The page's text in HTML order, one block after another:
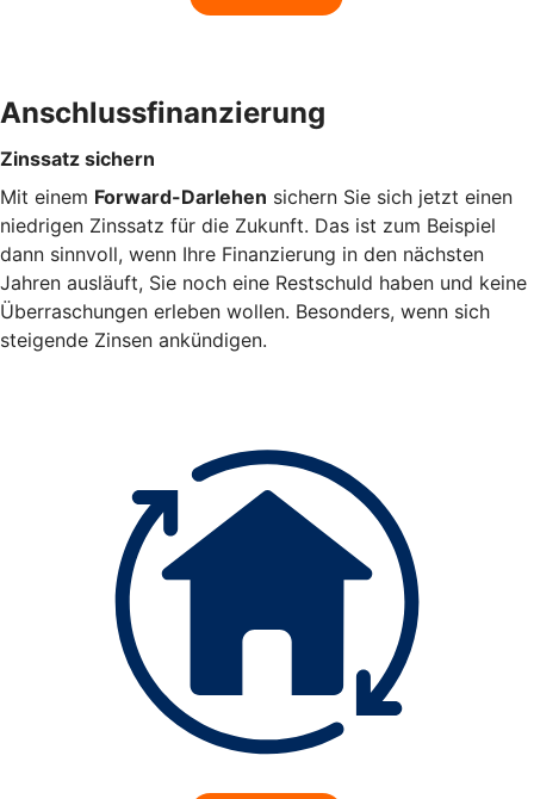
Anschlussfinanzierung
Zinssatz sichern
Mit einem Forward-Darlehen sichern Sie sich jetzt einen
niedrigen Zinssatz für die Zukunft. Das ist zum Beispiel
dann sinnvoll, wenn Ihre Finanzierung in den nächsten
Jahren ausläuft, Sie noch eine Restschuld haben und keine
Überraschungen erleben wollen. Besonders, wenn sich
steigende Zinsen ankündigen.